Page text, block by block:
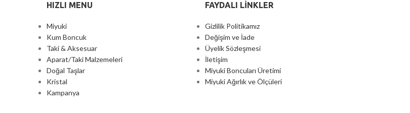
HIZLI MENU
Miyuki
Kum Boncuk
Taki & Aksesuar
Aparat/Taki Malzemeleri
Doğal Taşlar
Kristal
Kampanya
FAYDALI LİNKLER
Gizlilik Politikamız
Değişim ve İade
Üyelik Sözleşmesi
İletişim
Miyuki Boncuları Üretimi
Miyuki Ağırlık ve Ölçüleri